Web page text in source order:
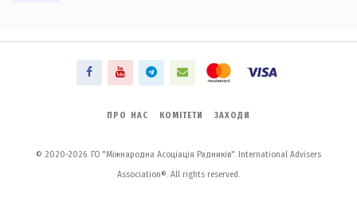
ПРО НАС КОМІТЕТИ ЗАХОДИ
© 2020-2026. ГО "Міжнародна Асоціація Радників". International Advisers
Association®. All rights reserved.